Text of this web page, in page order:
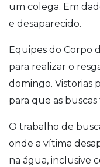
um colega. Em
e desaparecido.
Equipes do Corpo
para realizar o
domingo. Vistorias
para que as buscas
O trabalho de
onde a vítima
na água, inclusive